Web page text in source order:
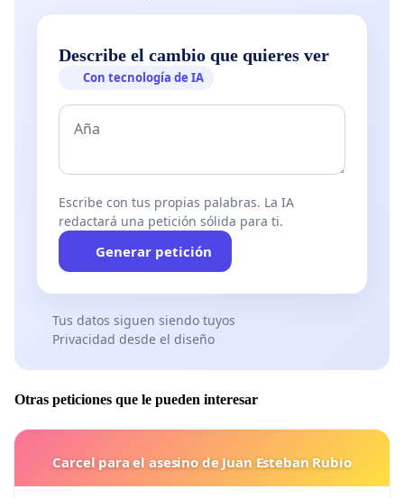
Describe el cambio que quieres ver
Con tecnología de IA
Escribe con tus propias palabras. La IA
redactará una petición sólida para ti.
Generar petición
Tus datos siguen siendo tuyos
Privacidad desde el diseño
Otras peticiones que le pueden interesar
Carcel para el asesino de Juan Esteban Rubio